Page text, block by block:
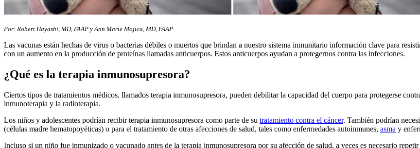
Por: Robert Hayashi, MD, FAAP y Ann Marie Mojica, MD, FAAP
Las vacunas están hechas de virus o bacterias débiles o muertos que brindan a nuestro sistema inmunitario información clave para
con un aumento en la producción de proteínas llamadas anticuerpos. Estos anticuerpos ayudan a protegernos contra las infecciones.
¿Qué es la terapia inmunosupresora?
Ciertos tipos de tratamientos médicos, llamados terapia inmunosupresora, pueden debilitar la capacidad del cuerpo para protegerse
inmunoterapia y la radioterapia.
Los niños y adolescentes podrían recibir terapia inmunosupresora como parte de su tratamiento contra el cáncer. También podrían
(células madre hematopoyéticas) o para el tratamiento de otras afecciones de salud, tales como enfermedades autoinmunes, asma y
Incluso si un niño fue inmunizado o vacunado antes de la terapia inmunosupresora por su afección de salud, a veces es necesario